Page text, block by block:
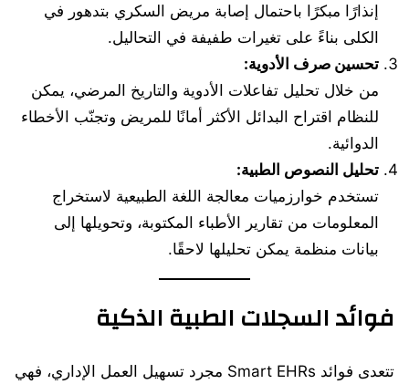
إنذارًا مبكرًا باحتمال إصابة مريض السكري بتدهور في
الكلى بناءً على تغيرات طفيفة في التحاليل.
تحسين صرف الأدوية:
من خلال تحليل تفاعلات الأدوية والتاريخ المرضي، يمكن
للنظام اقتراح البدائل الأكثر أمانًا للمريض وتجنّب الأخطاء
الدوائية.
تحليل النصوص الطبية:
تستخدم خوارزميات معالجة اللغة الطبيعية لاستخراج
المعلومات من تقارير الأطباء المكتوبة، وتحويلها إلى
بيانات منظمة يمكن تحليلها لاحقًا.
فوائد السجلات الطبية الذكية
تتعدى فوائد Smart EHRs مجرد تسهيل العمل الإداري، فهي